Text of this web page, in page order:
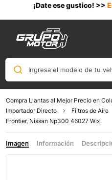
¡Date ese gustico! >>
Ingresa el modelo de tu
Compra Llantas al Mejor Precio en
Importador Directo
Filtros de Aire
Frontier, Nissan Np300 46027 Wix
Imagen Información